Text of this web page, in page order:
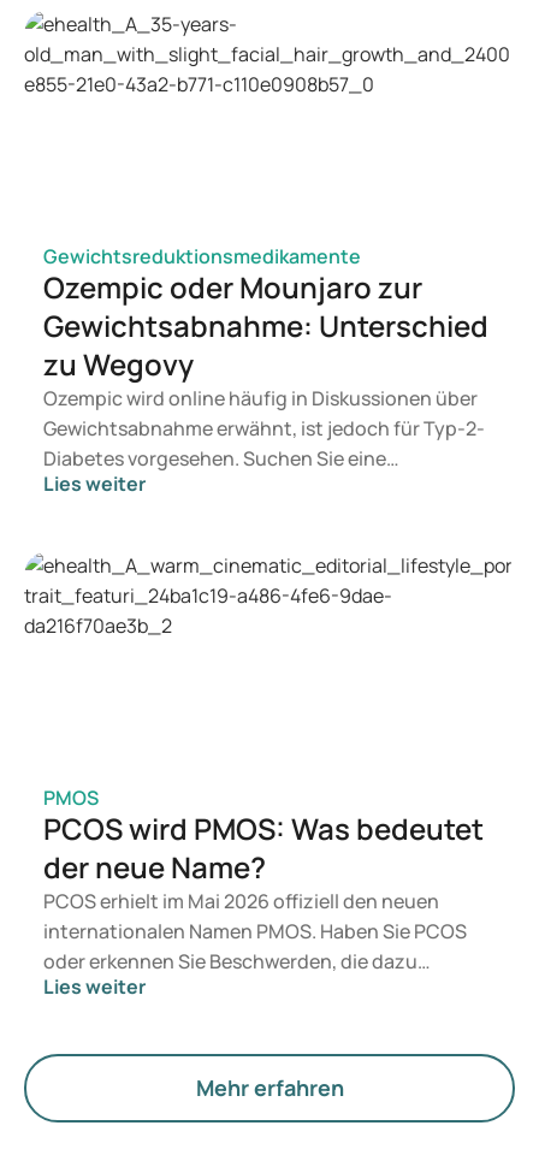
Gewichtsreduktionsmedikamente
Ozempic oder Mounjaro zur
Gewichtsabnahme: Unterschied
zu Wegovy
Ozempic wird online häufig in Diskussionen über
Gewichtsabnahme erwähnt, ist jedoch für Typ-2-
Diabetes vorgesehen. Suchen Sie eine
Behandlung zur Gewichtskontrolle, kommen eher
Arzt auf Basis Ihrer Gesundheit, Ihres BMI und
Ihres Medikamentengebrauchs.
Lies weiter
PMOS
PCOS wird PMOS: Was bedeutet
der neue Name?
PCOS erhielt im Mai 2026 offiziell den neuen
internationalen Namen PMOS. Haben Sie PCOS
oder erkennen Sie Beschwerden, die dazu
passen? Medizinisch ändert sich vorerst nichts.
Hormone, den Stoffwechsel und die Funktion der
Lies weiter
Mehr erfahren